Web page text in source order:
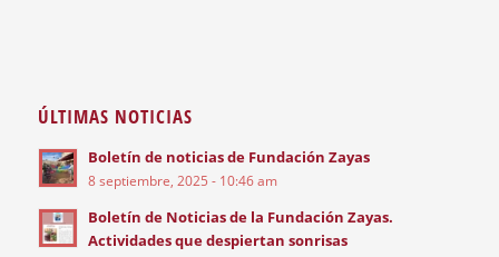
ÚLTIMAS NOTICIAS
Boletín de noticias de Fundación Zayas
8 septiembre, 2025 - 10:46 am
Boletín de Noticias de la Fundación Zayas.
Actividades que despiertan sonrisas